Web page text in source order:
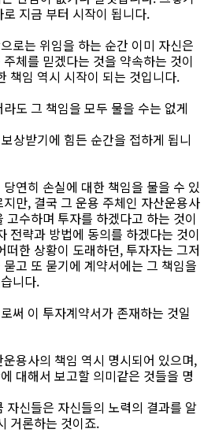
지금 부터 시작이 됩니다.
로는 위임을 하는 순간 이미 자신은
체를 믿겠다는 것을 약속하는 것이
책임 역시 시작이 되는 것입니다.
도 그 책임을 모두 물을 수는 없게
상받기에 힘든 순간을 접하게 됩니
연히 손실에 대한 책임을 물을 수 있
만, 결국 그 운용 주체인 자산운용사
고수하며 투자를 하겠다고 하는 것이
전략과 방법에 동의를 하겠다는 것이
떠한 상황이 도래하던, 투자자는 그저
고 또 묻기에 계약서에는 그 책임을
니다.
써 이 투자계약서가 존재하는 것일
용사의 책임 역시 명시되어 있으며,
대해서 보고할 의미같은 것들을 명
자신들은 자신들의 노력의 결과를 알
거론하는 것이죠.